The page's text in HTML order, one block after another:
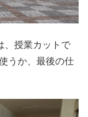
、授業カットで
うか、最後の仕